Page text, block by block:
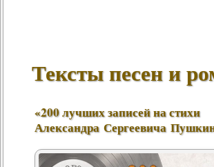
Тексты песен и
«200 лучших записей на стихи
Александра Сергеевича